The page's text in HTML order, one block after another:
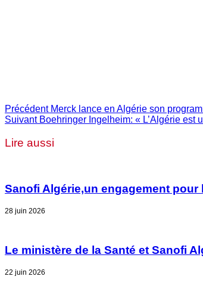
PrécédentMerck lance en Algérie son
SuivantBoehringer Ingelheim: « L’Algérie est
Lire aussi
Sanofi Algérie,un engagement
28 juin 2026
Le ministère de la Santé et Sanofi
22 juin 2026